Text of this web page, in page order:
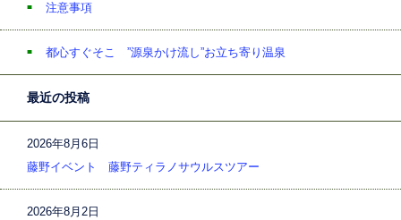
注意事項
都心すぐそこ ”源泉かけ流し”お立ち寄り温泉
最近の投稿
2026年8月6日
藤野イベント 藤野ティラノサウルスツアー
2026年8月2日